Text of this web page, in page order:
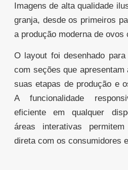
Imagens de alta qualidade
granja, desde os primeiros
a produção moderna de ovos
O layout foi desenhado
com seções que
suas etapas de produção e
A funcionalidade
eficiente em qualquer
áreas interativas
direta com os consumidores